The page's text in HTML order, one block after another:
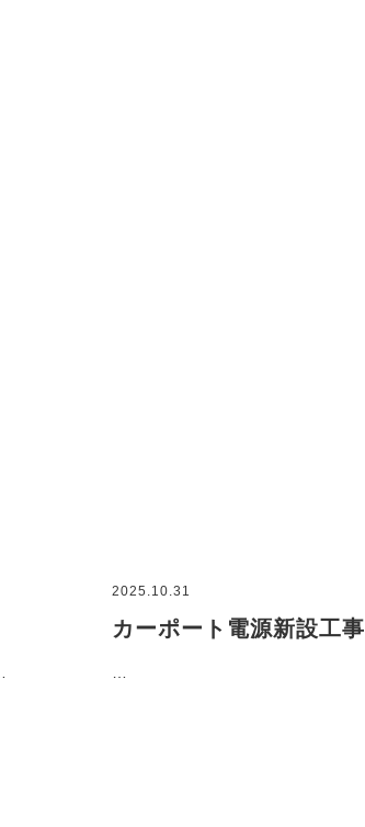
2025.10.31
カーポート電源新設工事